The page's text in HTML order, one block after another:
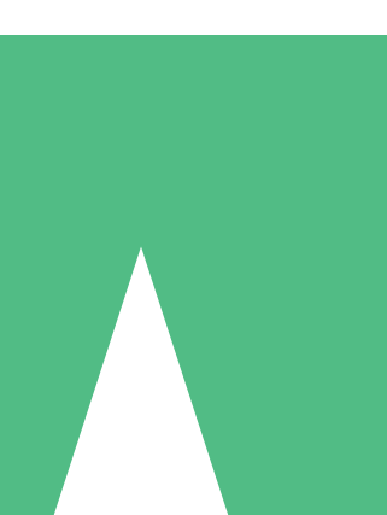
5 Descargas
15